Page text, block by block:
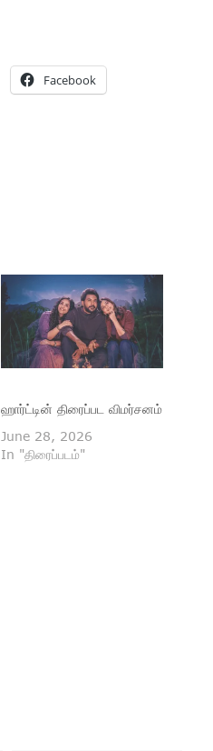
Facebook
ஹார்ட்டின் திரைப்பட விமர்சனம்
June 28, 2026
In "திரைப்படம்"